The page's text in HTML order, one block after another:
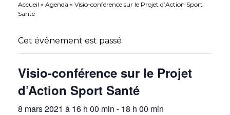
Accueil » Agenda » Visio-conférence sur le Projet d’Action Sport
Santé
Cet évènement est passé
Visio-conférence sur le Projet
d’Action Sport Santé
8 mars 2021 à 16 h 00 min - 18 h 00 min